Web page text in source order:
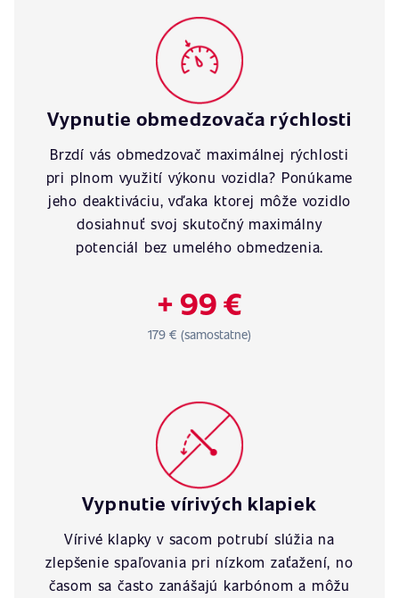
Vypnutie obmedzovača rýchlosti
Brzdí vás obmedzovač maximálnej rýchlosti
pri plnom využití výkonu vozidla? Ponúkame
jeho deaktiváciu, vďaka ktorej môže vozidlo
dosiahnuť svoj skutočný maximálny
potenciál bez umelého obmedzenia.
+ 99 €
179 € (samostatne)
Vypnutie vírivých klapiek
Vírivé klapky v sacom potrubí slúžia na
zlepšenie spaľovania pri nízkom zaťažení, no
časom sa často zanášajú karbónom a môžu